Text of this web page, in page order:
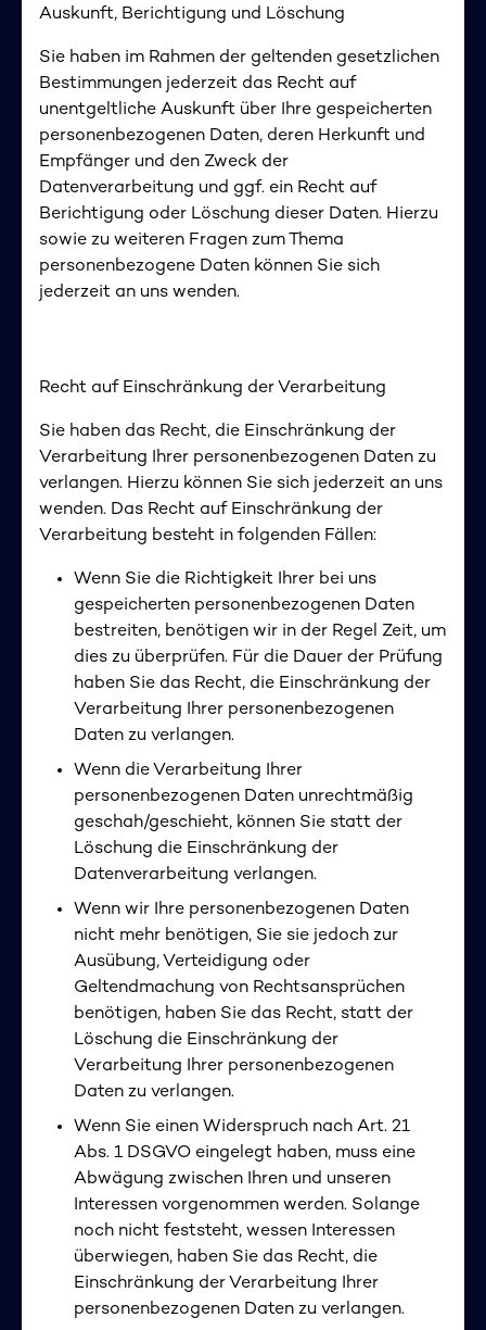
Auskunft, Berichtigung und Löschung
Sie haben im Rahmen der geltenden gesetzlichen
Bestimmungen jederzeit das Recht auf
unentgeltliche Auskunft über Ihre gespeicherten
personenbezogenen Daten, deren Herkunft und
Empfänger und den Zweck der
Datenverarbeitung und ggf. ein Recht auf
Berichtigung oder Löschung dieser Daten. Hierzu
sowie zu weiteren Fragen zum Thema
personenbezogene Daten können Sie sich
jederzeit an uns wenden.
Recht auf Einschränkung der Verarbeitung
Sie haben das Recht, die Einschränkung der
Verarbeitung Ihrer personenbezogenen Daten zu
verlangen. Hierzu können Sie sich jederzeit an uns
wenden. Das Recht auf Einschränkung der
Verarbeitung besteht in folgenden Fällen:
Wenn Sie die Richtigkeit Ihrer bei uns
gespeicherten personenbezogenen Daten
bestreiten, benötigen wir in der Regel Zeit, um
dies zu überprüfen. Für die Dauer der Prüfung
haben Sie das Recht, die Einschränkung der
Verarbeitung Ihrer personenbezogenen
Daten zu verlangen.
Wenn die Verarbeitung Ihrer
personenbezogenen Daten unrechtmäßig
geschah/geschieht, können Sie statt der
Löschung die Einschränkung der
Datenverarbeitung verlangen.
Wenn wir Ihre personenbezogenen Daten
nicht mehr benötigen, Sie sie jedoch zur
Ausübung, Verteidigung oder
Geltendmachung von Rechtsansprüchen
benötigen, haben Sie das Recht, statt der
Löschung die Einschränkung der
Verarbeitung Ihrer personenbezogenen
Daten zu verlangen.
Wenn Sie einen Widerspruch nach Art. 21
Abs. 1 DSGVO eingelegt haben, muss eine
Abwägung zwischen Ihren und unseren
Interessen vorgenommen werden. Solange
noch nicht feststeht, wessen Interessen
überwiegen, haben Sie das Recht, die
Einschränkung der Verarbeitung Ihrer
personenbezogenen Daten zu verlangen.